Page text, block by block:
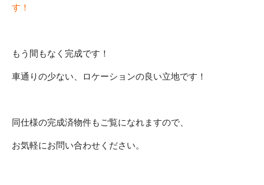
す！
もう間もなく完成です！
車通りの少ない、ロケーションの良い立地です！
同仕様の完成済物件もご覧になれますので、
お気軽にお問い合わせください。